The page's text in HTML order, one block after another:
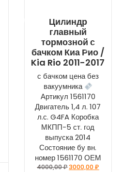
Цилиндр
главный
тормозной с
бачком Киа Рио /
Kia Rio 2011-2017
с бачком цена без
вакуумника
Артикул 1561170
Двигатель 1,4 л. 107
л.с. G4FA Коробка
МКПП-5 ст. год
выпуска 2014
Состояние бу вн.
номер 1561170 ОЕМ
4000,00₽3000,00₽